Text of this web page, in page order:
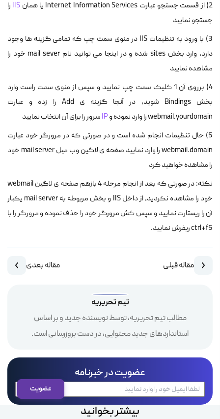
2) از قسمت جستجو عبارت Internet Information Services یا همان
IIS را
جستجو نمایید
3) با ورود به تنظیمات IIS در منوی سمت چپ که تمامی گزینه ها وجود
دارد، وارد بخش sites شده و در اینجا می توانید نام mail sever خود را
مشاهده نمایید
4) برروی آن 1 کلیک سمت چپ نمایید و سپس از منوی سمت راست وارد
بخش Bindings شوید، در آنجا گزینه ی Add را زده و عبارت
webmail.yourdomain را وارد نموده و
IPسرور را برای آن انتخاب نمایید
5) حال تنظیمات انجام شده است و در صورتی که در مرورگر خود عبارت
webmail.domain را وارد نمایید صفحه ی لاگین وب میل mail server خود
را مشاهده خواهید کرد
نکته: در صورتی که بعد از انجام مرحله 4 بازهم صفحه ی لاگین webmail
خود را مشاهده نکردید، از داخل IIS و بخش مربوطه به mail server یکبار
آن را ریستارت نمایید و سپس کش مرورگر خود را حذف نموده و مرورگر را با
ctrl+f5 ریفرش نمایید.
مقاله قبلی مقاله بعدی
تیم تحریریه
مطالب تیم تحریریه، توسط نویسنده جدید و بر اساس
استانداردهای جدید محتوایی، در دست بروزرسانی است.
عضویت در خبرنامه
بیشتر بخوانید